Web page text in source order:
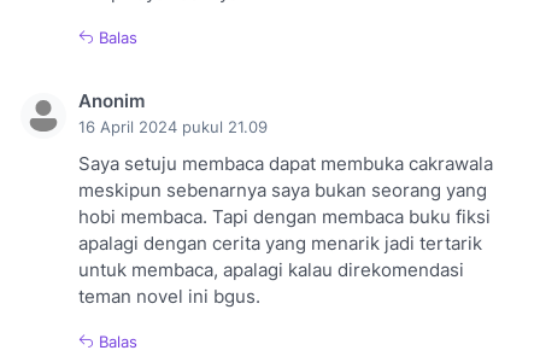
Balas
Anonim
16 April 2024 pukul 21.09
Saya setuju membaca dapat membuka cakrawala
meskipun sebenarnya saya bukan seorang yang
hobi membaca. Tapi dengan membaca buku fiksi
apalagi dengan cerita yang menarik jadi tertarik
untuk membaca, apalagi kalau direkomendasi
teman novel ini bgus.
Balas